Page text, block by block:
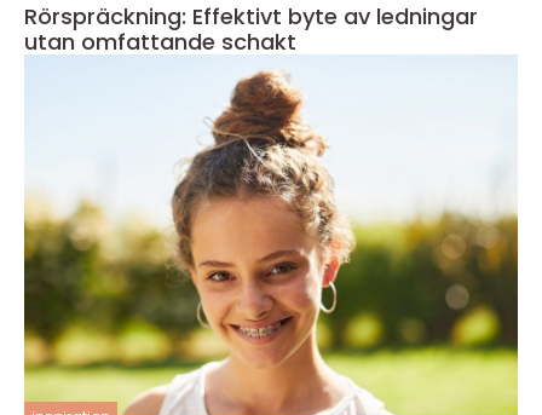
Rörspräckning: Effektivt byte av ledningar
utan omfattande schakt